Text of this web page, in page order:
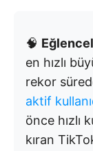
🧠
en hızlı
rekor
aktif
önce hızlı
kıran